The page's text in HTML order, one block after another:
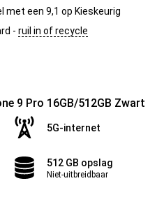
met een 9,1 op Kieskeurig
- ruil in of recycle
9 Pro 16GB/512GB Zwart
5G-internet
512 GB opslag
Niet-uitbreidbaar